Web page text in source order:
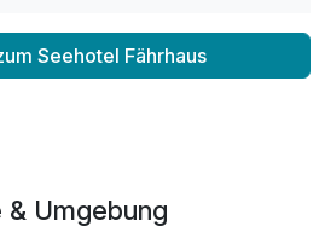
Seehotel Fährhaus
& Umgebung